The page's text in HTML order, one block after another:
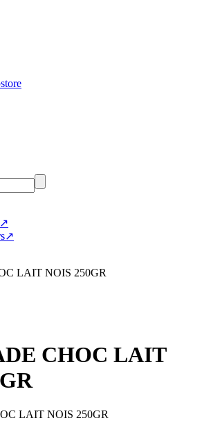
LAIT NOIS 250GR
CHOC LAIT